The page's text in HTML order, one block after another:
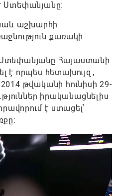
Ստեփանյանը։
աշխարհի
քառակի
Հայաստանի
է որպես հետախույզ,
թվականի հունիսի 29-
իրականացնելիս
է ստացել՝